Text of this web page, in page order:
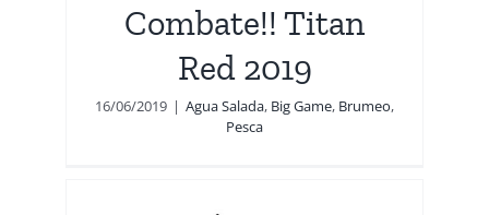
Combate!! Titan
Red 2019
16/06/2019 | Agua Salada, Big Game, Brumeo,
Pesca